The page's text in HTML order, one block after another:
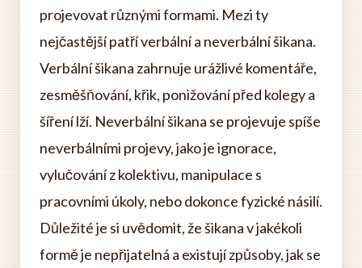
projevovat různými formami. Mezi ty
nejčastější patří verbální a neverbální šikana.
Verbální šikana zahrnuje urážlivé komentáře,
zesměšňování, křik, ponižování před kolegy a
šíření lží. Neverbální šikana se projevuje spíše
neverbálními projevy, jako je ignorace,
vylučování z kolektivu, manipulace s
pracovními úkoly, nebo dokonce fyzické násilí.
Důležité je si uvědomit, že šikana v jakékoli
formě je nepřijatelná a existují způsoby, jak se